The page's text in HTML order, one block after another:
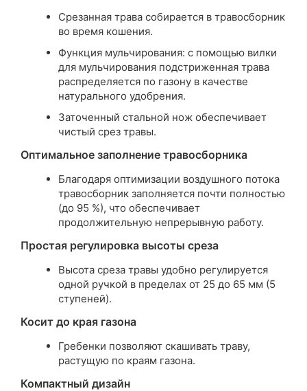
Срезанная трава собирается в травосборник
во время кошения.
Функция мульчирования: с помощью вилки
для мульчирования подстриженная трава
распределяется по газону в качестве
натурального удобрения.
Заточенный стальной нож обеспечивает
чистый срез травы.
Оптимальное заполнение травосборника
Благодаря оптимизации воздушного потока
травосборник заполняется почти полностью
(до 95 %), что обеспечивает
продолжительную непрерывную работу.
Простая регулировка высоты среза
Высота среза травы удобно регулируется
одной ручкой в пределах от 25 до 65 мм (5
ступеней).
Косит до края газона
Гребенки позволяют скашивать траву,
растущую по краям газона.
Компактный дизайн